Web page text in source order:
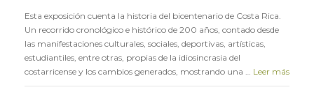
Esta exposición cuenta la historia del bicentenario de Costa Rica.
Un recorrido cronológico e histórico de 200 años, contado desde
las manifestaciones culturales, sociales, deportivas, artísticas,
estudiantiles, entre otras, propias de la idiosincrasia del
costarricense y los cambios generados, mostrando una … Leer más